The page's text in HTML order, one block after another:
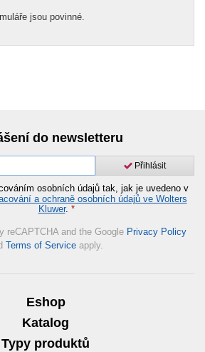
jsou povinné.
do newsletteru
Přihlásit
osobních údajů tak, jak je uvedeno v
a ochraně osobních údajů ve Wolters
Kluwer. *
reCAPTCHA and the Google Privacy Policy
Terms of Service apply.
Eshop
Katalog
Typy produktů